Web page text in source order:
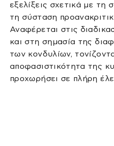
εξελίξεις σχετικά με τη
τη σύσταση
Αναφέρεται στις
και στη σημασία της
των κονδυλίων,
αποφασιστικότητα της
προχωρήσει σε πλήρη